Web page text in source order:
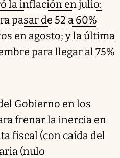
la inflación en julio:
pasar de 52 a 60%
en agosto; y la última
para llegar al 75%
Gobierno en los
frenar la inercia en
fiscal (con caída del
(nulo